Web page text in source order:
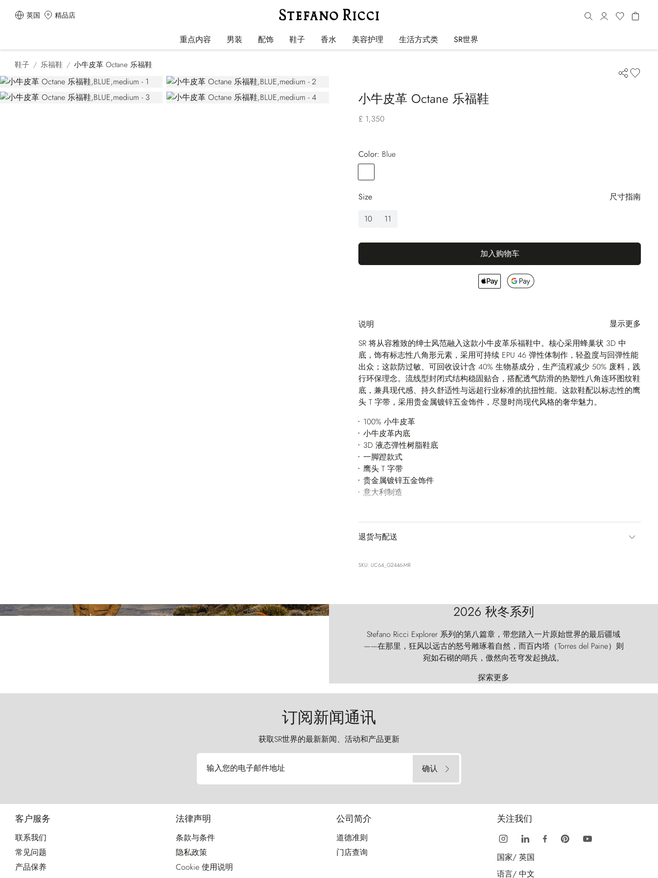
英国 精品店
重点内容 男装 配饰 鞋子 香水 美容护理 生活方式类 SR世界
鞋子 乐福鞋 小牛皮革 Octane 乐福鞋
小牛皮革 Octane 乐福鞋
£ 1,350
Color:
blue
Size
尺寸指南
10
11
加入购物车
说明
显示更多
SR 将从容雅致的绅士风范融入这款小牛皮革乐福鞋中。核心采用蜂巢状 3D 中
底，饰有标志性八角形元素，采用可持续 EPU 46 弹性体制作，轻盈度与回弹性能
出众；这款防过敏、可回收设计含 40% 生物基成分，生产流程减少 50% 废料，践
行环保理念。流线型封闭式结构稳固贴合，搭配透气防滑的热塑性八角连环图纹鞋
底，兼具现代感、持久舒适性与远超行业标准的抗扭性能。这款鞋配以标志性的鹰
头 T 字带，采用贵金属镀锌五金饰件，尽显时尚现代风格的奢华魅力。
100% 小牛皮革
小牛皮革内底
3D 液态弹性树脂鞋底
一脚蹬款式
鹰头 T 字带
贵金属镀锌五金饰件
意大利制造
退货与配送
SKU: UC64_G2446-MR
2026 秋冬系列
Stefano Ricci Explorer 系列的第八篇章，带您踏入一片原始世界的最后疆域
——在那里，狂风以远古的怒号雕琢着自然，而百内塔（Torres del Paine）则
宛如石砌的哨兵，傲然向苍穹发起挑战。
探索更多
订阅新闻通讯
获取SR世界的最新新闻、活动和产品更新
输入您的电子邮件地址 确认
客户服务
联系我们
常见问题
产品保养
法律声明
条款与条件
隐私政策
Cookie 使用说明
公司简介
道德准则
门店查询
关注我们
国家/ 英国
语言/ 中文